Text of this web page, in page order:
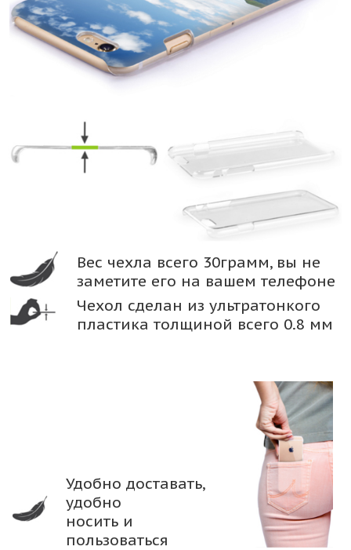
Вес чехла всего 30грамм, вы не
заметите его на вашем телефоне
Чехол сделан из ультратонкого
пластика толщиной всего 0.8 мм
Удобно доставать,
удобно
носить и
пользоваться